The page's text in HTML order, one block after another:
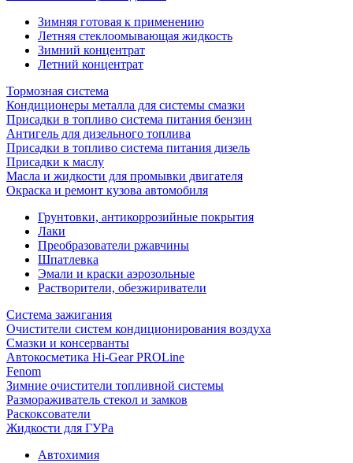
Зимняя готовая к применению
Летняя стеклоомывающая жидкость
Зимний концентрат
Летний концентрат
Тормозная система
Кондиционеры металла для системы смазки
Присадки в топливо система питания бензин
Антигель для дизельного топлива
Присадки в топливо система питания дизель
Присадки к маслу
Масла и жидкости для промывки двигателя
Окраска и ремонт кузова автомобиля
Грунтовки, антикоррозийные покрытия
Лаки
Преобразователи ржавчины
Шпатлевка
Эмали и краски аэрозольные
Растворители, обезжириватели
Система зажигания
Очистители систем кондиционирования воздуха
Смазки и консерванты
Автокосметика Hi-Gear PROLine
Fenom
Зимние очистители топливной системы
Размораживатель стекол и замков
Раскоксователи
Жидкости для ГУРа
Автохимия